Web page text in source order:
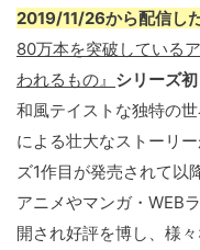
2019/11/26から配信し
80万本を突破している
われるもの』 シリーズ
和風テイストな独特の
による壮大なストーリ
ズ1作目が発売されて以
アニメやマンガ・WEB
開され好評を博し、様